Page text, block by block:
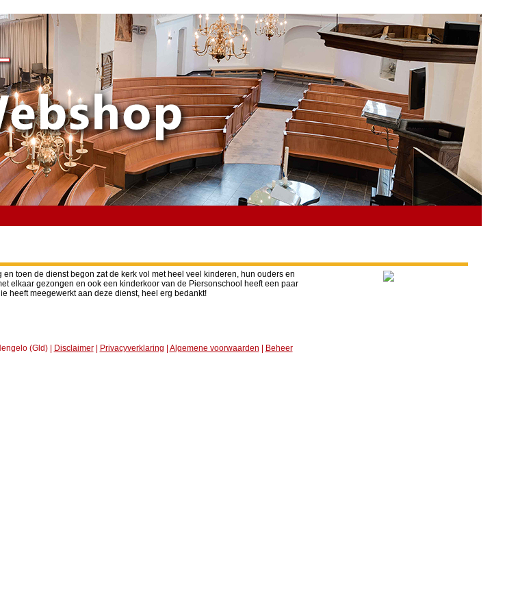
toen de dienst begon zat de kerk vol met heel veel kinderen, hun ouders en
elkaar gezongen en ook een kinderkoor van de Piersonschool heeft een paar
heeft meegewerkt aan deze dienst, heel erg bedankt!
(Gld) | Disclaimer| Privacyverklaring Algemene voorwaarden Beheer